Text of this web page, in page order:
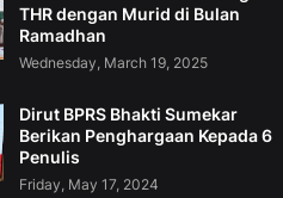
THR dengan Murid di Bulan
Ramadhan
Wednesday, March 19, 2025
Dirut BPRS Bhakti Sumekar
Berikan Penghargaan Kepada 6
Penulis
Friday, May 17, 2024